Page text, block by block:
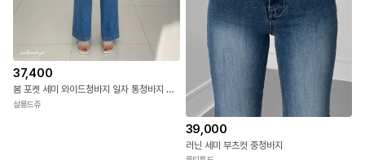
37,400
봄 포켓 세미 와이드청바지 일자 통청바지 데님팬츠 밴딩 빅사이즈 와이드진 진청 키작녀
살롱드쥬
39,000
러닌 세미 부츠컷 중청바지